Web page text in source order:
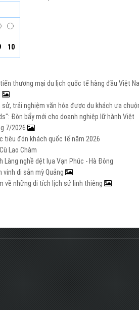
10
tiến thương mại du lịch quốc tế hàng đầu Việt
sử, trải nghiệm văn hóa được du khách ưa
Đòn bẩy mới cho doanh nghiệp lữ hành Việt
7/2026
tiêu đón khách quốc tế năm 2026
Lao Chàm
Làng nghề dệt lụa Vạn Phúc - Hà Đông
di sản mỳ Quảng
về những di tích lịch sử linh thiêng